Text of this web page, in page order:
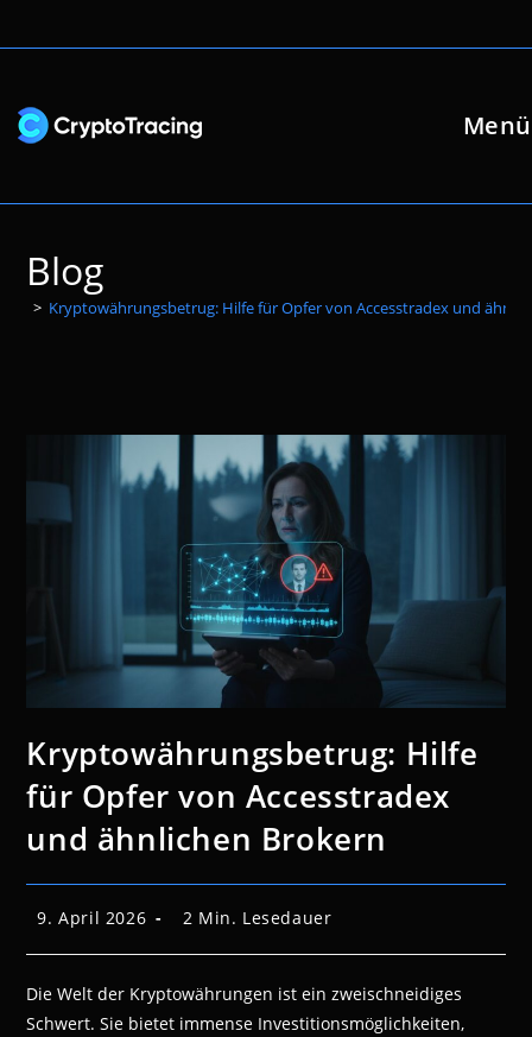
Inhalt
Menü
Blog
> Kryptowährungsbetrug: Hilfe für Opfer von Accesstradex und
Kryptowährungsbetrug: Hilfe
für Opfer von Accesstradex
und ähnlichen Brokern
Beitrag
9. April 2026 Lesedauer:
2 Min. Lesedauer
Die Welt der Kryptowährungen ist ein zweischneidiges
Schwert. Sie bietet immense Investitionsmöglichkeiten,